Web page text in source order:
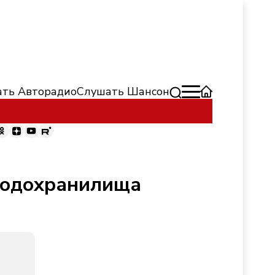
АвторадиоСлушать Шансон